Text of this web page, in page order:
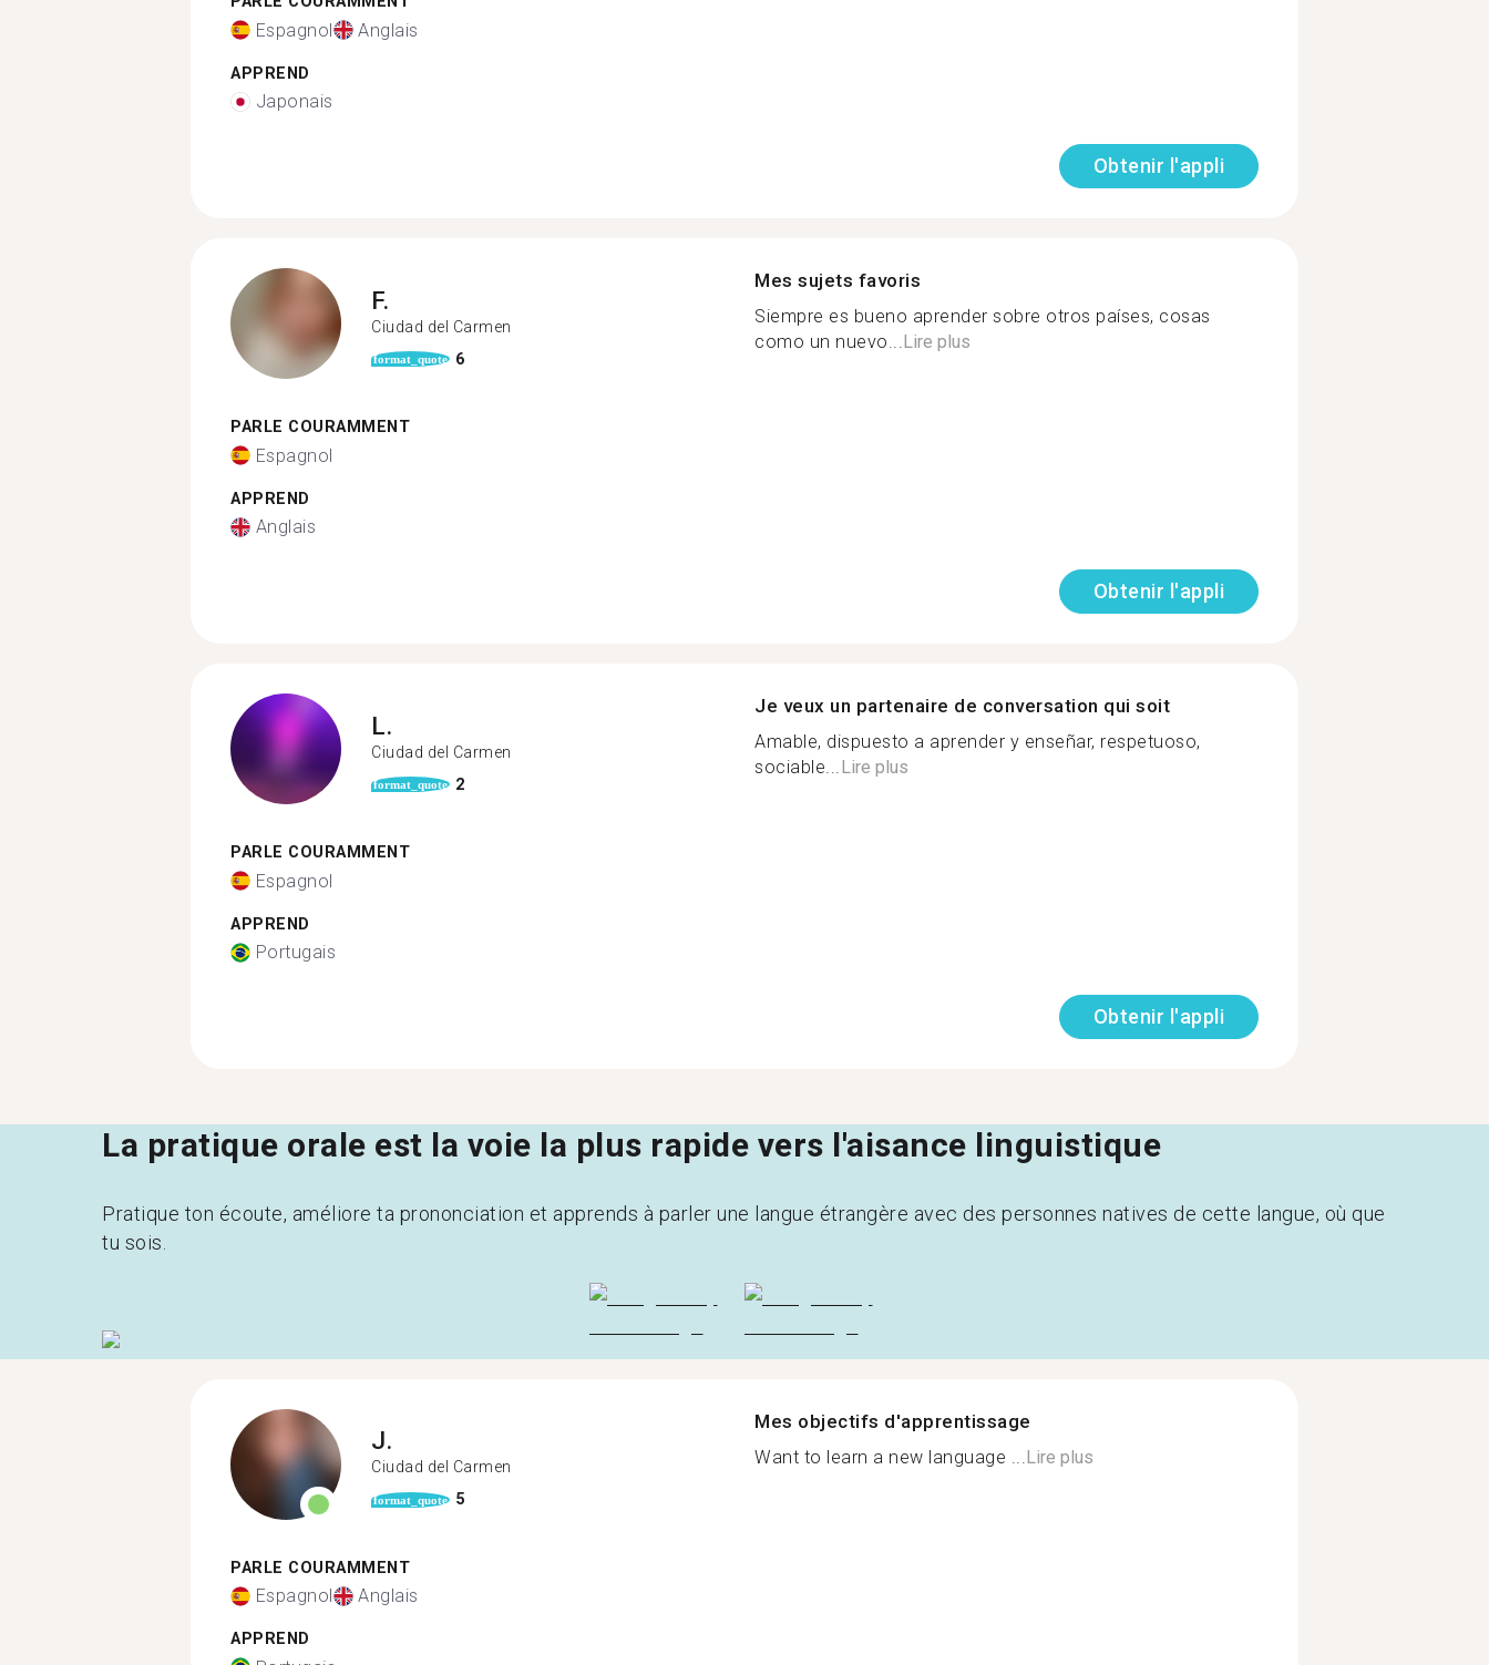
Espagnol Anglais
APPREND
Japonais
Obtenir l'appli
F.
Ciudad del Carmen
format_quote 6
PARLE COURAMMENT
Espagnol
APPREND
Anglais
Mes sujets favoris
Siempre es bueno aprender sobre otros países, cosas
como un nuevo...Lire plus
Obtenir l'appli
L.
Ciudad del Carmen
format_quote 2
PARLE COURAMMENT
Espagnol
APPREND
Portugais
Je veux un partenaire de conversation qui soit
Amable, dispuesto a aprender y enseñar, respetuoso,
sociable...Lire plus
Obtenir l'appli
La pratique orale est la voie la plus rapide vers l'aisance linguistique
Pratique ton écoute, améliore ta prononciation et apprends à parler une langue étrangère avec des personnes natives de cette langue, où que
tu sois.
J.
Ciudad del Carmen
format_quote 5
PARLE COURAMMENT
Espagnol Anglais
APPREND
Mes objectifs d'apprentissage
Want to learn a new language ... Lire plus